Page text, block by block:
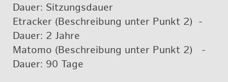
Dauer: Sit­zungs­dau­er
Etra­cker (Be­schrei­bung unter Punkt 2) -
Dauer: 2 Jahre
Ma­to­mo (Be­schrei­bung unter Punkt 2) -
Dauer: 90 Tage